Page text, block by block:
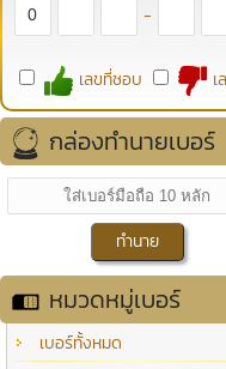
-
เลขที่ชอบ
กล่องทำนายเบอร์
หมวดหมู่เบอร์
เบอร์ทั้งหมด